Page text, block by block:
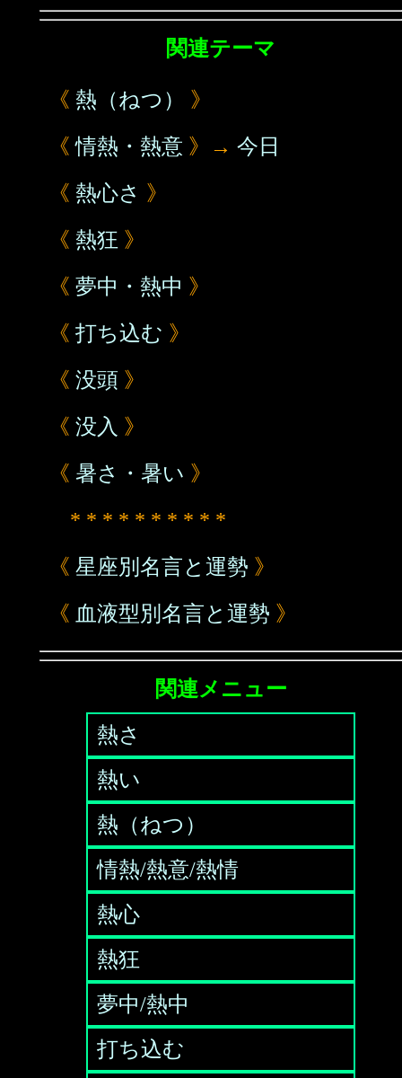
関連テーマ
《 熱（ねつ）
》
《情熱・熱意 》→ 今日
《 熱心さ 》
《 熱狂 》
《 夢中・熱中 》
《 打ち込む 》
《 没頭 》
《 没入 》
《 暑さ・暑い 》
* * * * * * * * * *
《 星座別名言と運勢 》
《 血液型別名言と運勢 》
関連メニュー
熱さ
熱い
熱（ねつ）
情熱/熱意/熱情
熱心
熱狂
夢中/熱中
打ち込む